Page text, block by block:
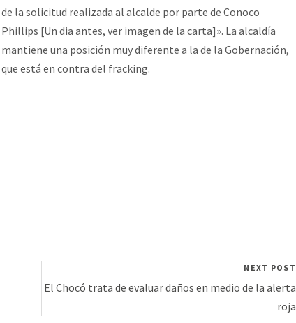
de la solicitud realizada al alcalde por parte de Conoco
Phillips [Un dia antes, ver imagen de la carta]». La alcaldía
mantiene una posición muy diferente a la de la Gobernación,
que está en contra del fracking.
NEXT POST
El Chocó trata de evaluar daños en medio de la alerta
roja